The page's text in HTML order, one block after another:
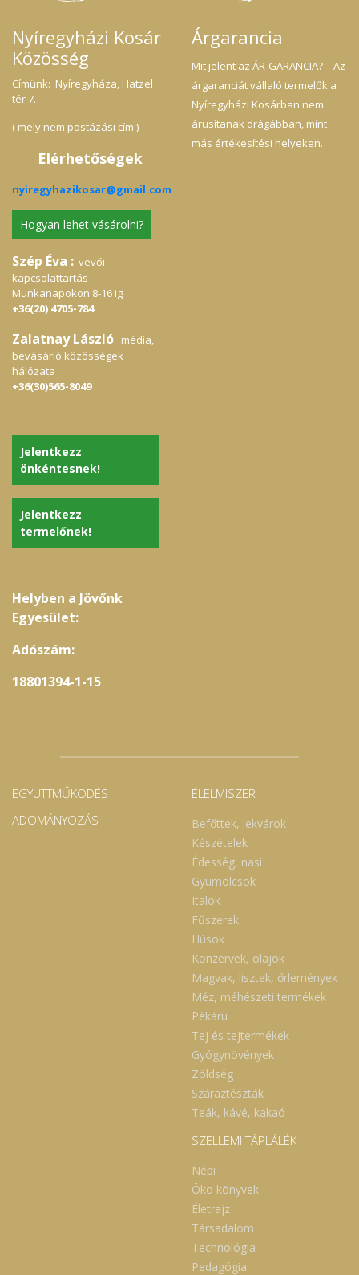
Nyíregyházi Kosár
Közösség
Címünk: Nyíregyháza, Hatzel
tér 7.
( mely nem postázási cím )
Elérhetőségek
nyiregyhazikosar@gmail.com
Hogyan lehet vásárolni?
Szép Éva : vevői
kapcsolattartás
Munkanapokon 8-16 ig
+36(20) 4705-784
Zalatnay László: média,
bevásárló közösségek
hálózata
+36(30)565-8049
Jelentkezz
önkéntesnek!
Jelentkezz
termelőnek!
Helyben a Jövőnk
Egyesület:
Adószám:
18801394-1-15
Árgarancia
Mit jelent az ÁR-GARANCIA? – Az
árgaranciát vállaló termelők a
Nyíregyházi Kosárban nem
árusítanak drágábban, mint
más értékesítési helyeken.
EGYÜTTMŰKÖDÉS
ADOMÁNYOZÁS
ÉLELMISZER
Befőttek, lekvárok
Készételek
Édesség, nasi
Gyümölcsök
Italok
Fűszerek
Húsok
Konzervek, olajok
Magvak, lisztek, őrlemények
Méz, méhészeti termékek
Pékáru
Tej és tejtermékek
Gyógynövények
Zöldség
Száraztészták
Teák, kávé, kakaó
SZELLEMI TÁPLÁLÉK
Népi
Öko könyvek
Életrajz
Társadalom
Technológia
Pedagógia